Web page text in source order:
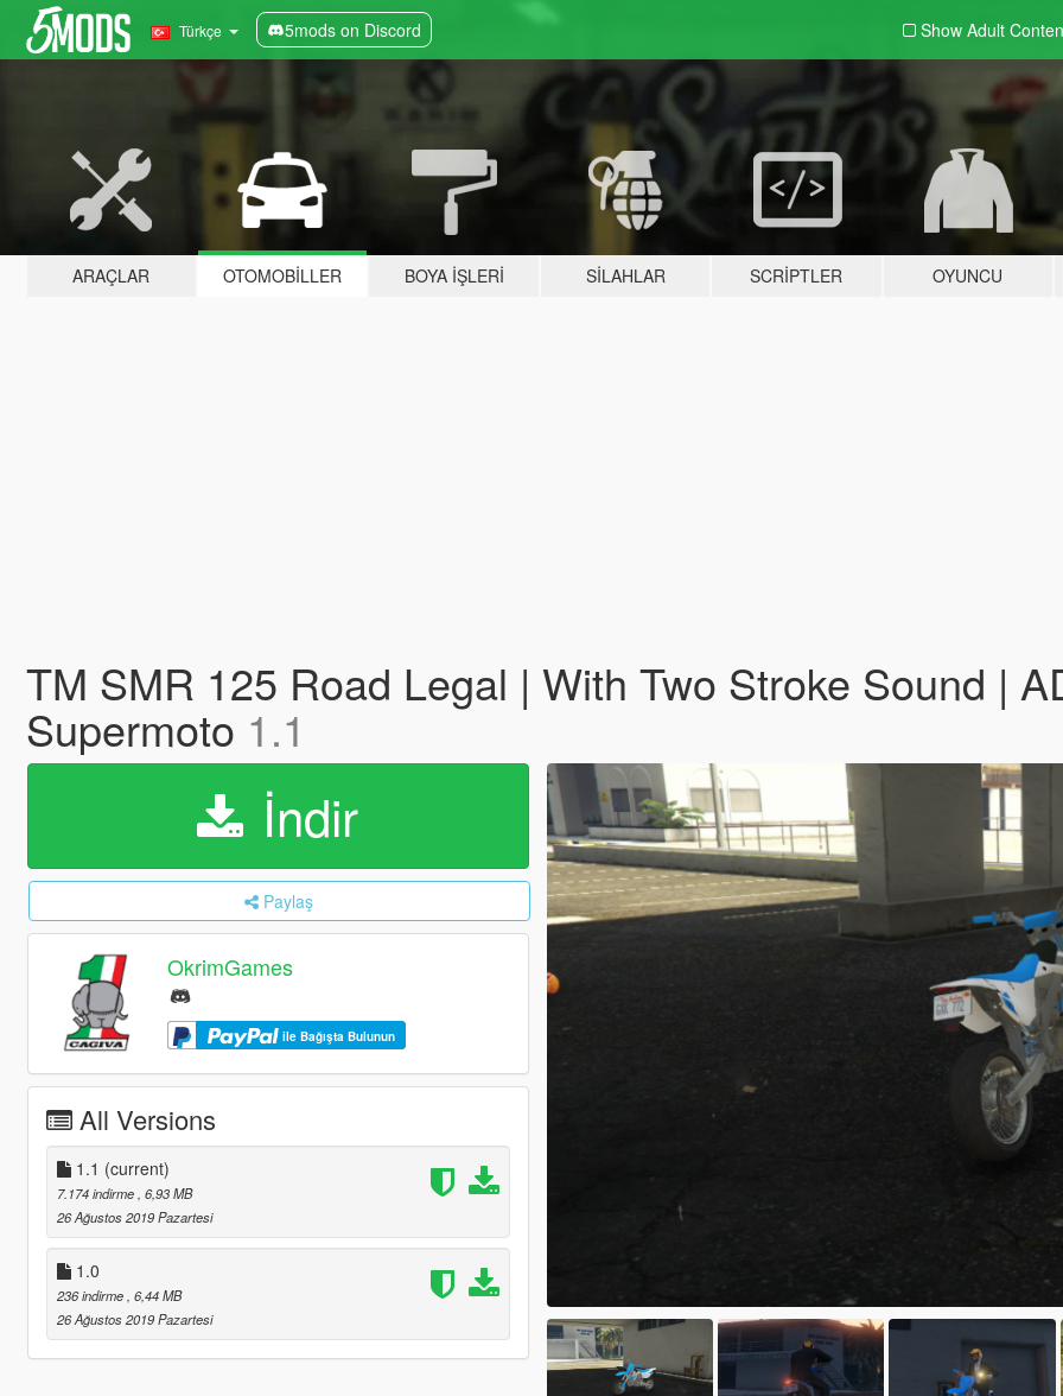
Türkçe 5mods on Discord Show Adult
ARAÇLAR OTOMOBILLER BOYA İŞLERI SILAHLAR SCRIPTLER OYUNCU
TM SMR 125 Road Legal | With Two Stroke Sound |
Supermoto 1.1
İndir
Paylaş
OkrimGames
ile Bağışta Bulunun
All Versions
1.1 (current)
7.174 indirme , 6,93 MB
26 Ağustos 2019 Pazartesi
1.0
236 indirme , 6,44 MB
26 Ağustos 2019 Pazartesi